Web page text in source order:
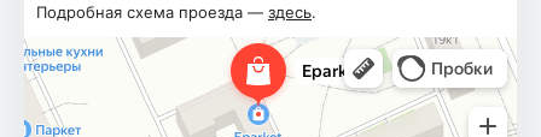
Подробная схема проезда — здесь.